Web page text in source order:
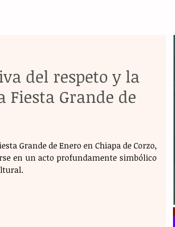
del respeto y la
Grande de
Grande de Enero en Chiapa de Corzo,
en un acto profundamente simbólico